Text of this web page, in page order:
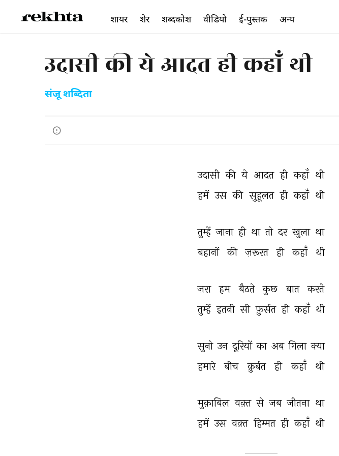
उदासी की ये आदत ही कहाँ थी
संजू शब्दिता
उदासी की ये आदत ही कहाँ थी
हमें उस की सुहूलत ही कहाँ थी
तुम्हें जाना ही था तो दर खुला था
बहानों की ज़रूरत ही कहाँ थी
ज़रा हम बैठते कुछ बात
करते
तुम्हें इतनी सी फ़ुर्सत ही कहाँ थी
सुनो उन दूरियों का अब गिला क्या
हमारे
बीच क़ुर्बत ही कहाँ थी
मुक़ाबिल वक़्त से जब जीतना था
हमें उस वक़्त हिम्मत ही कहाँ थी
शायर शेर शब्दकोश वीडियो ई-पुस्तक अन्य